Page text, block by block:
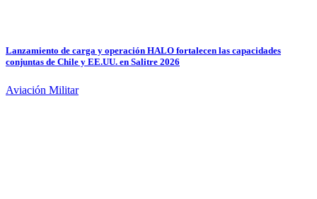
Lanzamiento de carga y operación HALO fortalecen las capacidades
conjuntas de Chile y EE.UU. en Salitre 2026
Aviación Militar